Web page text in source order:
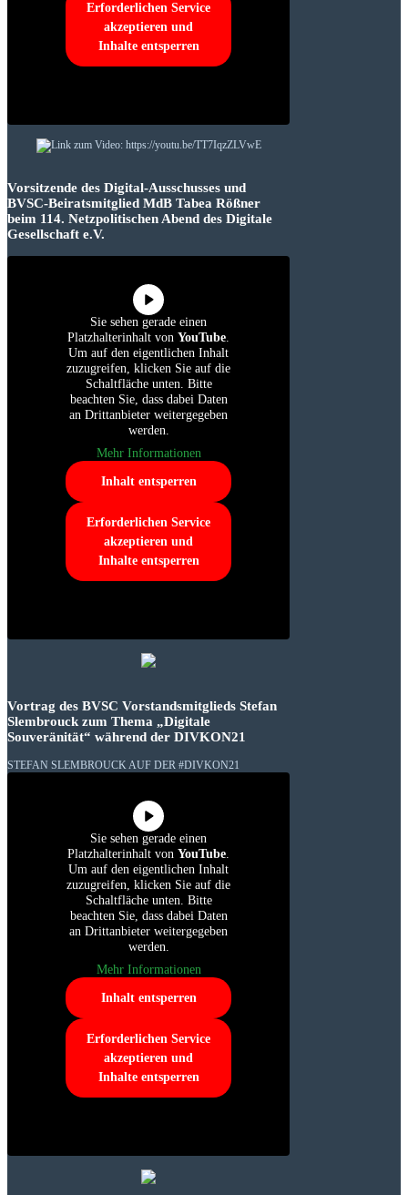
Erforderlichen Service
akzeptieren und
Inhalte entsperren
Vorsitzende des Digital-Ausschusses und
BVSC-Beiratsmitglied MdB Tabea Rößner
beim 114. Netzpolitischen Abend des Digitale
Gesellschaft e.V.
Sie sehen gerade einen
Platzhalterinhalt von YouTube.
Um auf den eigentlichen Inhalt
zuzugreifen, klicken Sie auf die
Schaltfläche unten. Bitte
beachten Sie, dass dabei Daten
an Drittanbieter weitergegeben
werden.
Mehr Informationen
Inhalt entsperren
Erforderlichen Service
akzeptieren und
Inhalte entsperren
Vortrag des BVSC Vorstandsmitglieds Stefan
Slembrouck zum Thema „Digitale
Souveränität“ während der DIVKON21
STEFAN SLEMBROUCK AUF DER #DIVKON21
Sie sehen gerade einen
Platzhalterinhalt von YouTube.
Um auf den eigentlichen Inhalt
zuzugreifen, klicken Sie auf die
Schaltfläche unten. Bitte
beachten Sie, dass dabei Daten
an Drittanbieter weitergegeben
werden.
Mehr Informationen
Inhalt entsperren
Erforderlichen Service
akzeptieren und
Inhalte entsperren